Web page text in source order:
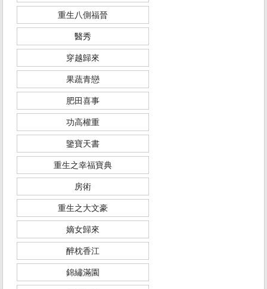
重生八側福晉
醫秀
穿越歸來
果蔬青戀
肥田喜事
功高權重
鑒寶天書
重生之幸福寶典
房術
重生之大文豪
嫡女歸來
醉枕香江
錦繡滿園